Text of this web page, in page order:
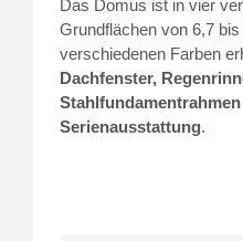
Das Domus ist in vier
Grundflächen von 6,7 bis
verschiedenen Farben
Dachfenster,
Serienausstattung.